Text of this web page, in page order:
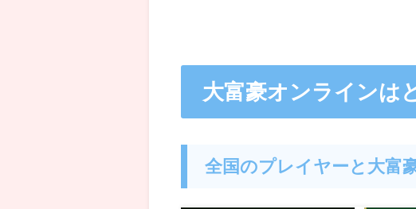
大富豪オンラインは
全国のプレイヤーと大富